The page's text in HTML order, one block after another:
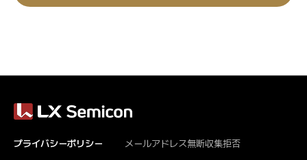
プライバシーポリシー メールアドレス無断収集拒否